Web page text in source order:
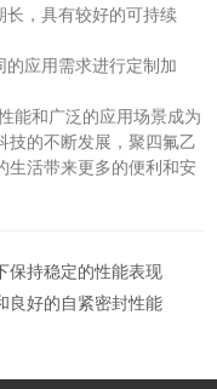
，具有较好的可持续
应用需求进行定制加
和广泛的应用场景成为
技的不断发展，聚四氟乙
生活带来更多的便利和安
保持稳定的性能表现
良好的自紧密封性能